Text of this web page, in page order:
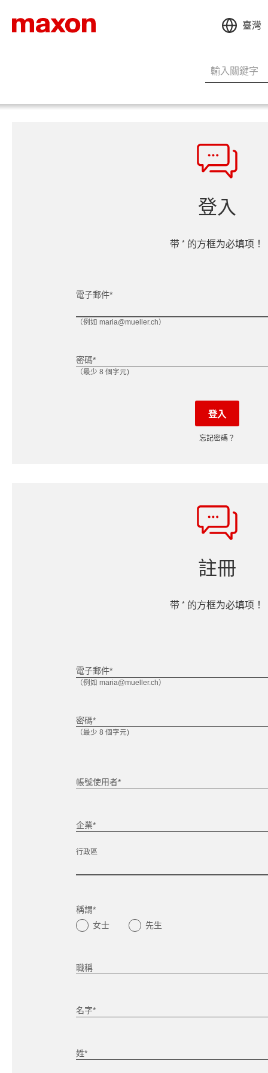
臺灣
登入
带 * 的方框为必填项！
（例如 maria@mueller.ch）
電子郵件*
（最少 8 個字元)
密碼*
登入
忘記密碼？
註冊
带 * 的方框为必填项！
（例如 maria@mueller.ch）
電子郵件*
（最少 8 個字元)
密碼*
帳號使用者*
企業*
行政區
稱謂*
女士
先生
職稱
名字*
姓*